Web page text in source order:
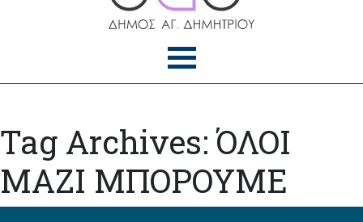
Tag Archives: ΌΛΟΙ
ΜΑΖΙ ΜΠΟΡΟΥΜΕ